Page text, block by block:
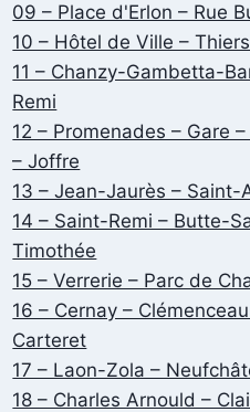
09 – Place d'Erlon – Rue
10 – Hôtel de Ville –
11 – Chanzy-Gambetta-
Remi
12 – Promenades – Gare
– Joffre
13 – Jean-Jaurès – Saint-
14 – Saint-Remi – Butte-
Timothée
15 – Verrerie – Parc de
16 – Cernay –
Carteret
17 – Laon-Zola –
18 – Charles Arnould –